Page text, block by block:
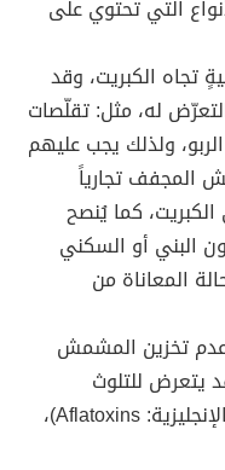
التي تحتوي على
الكبريت، وقد
له، مثل: تقلّصات
ولذلك يجب عليهم
المجفف تجارياً
الكبريت، كما يُنصح
البني أو السكني
المعاناة من
تخزين المشمش
يتعرض للتلوث
بالفطريات، مثل: الأفلاتوكسين (بالإنجليزية: Aflatoxins)،